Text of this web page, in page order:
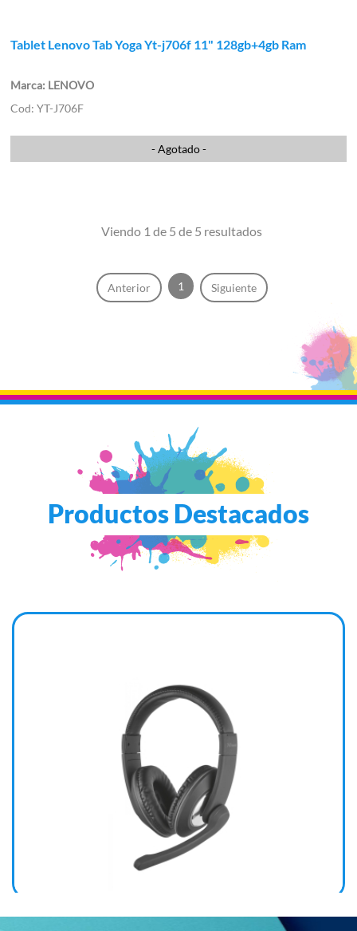
Tablet Lenovo Tab Yoga Yt-j706f 11" 128gb+4gb Ram
LENOVO
YT-J706F
- Agotado -
Viendo 1 de 5 de 5 resultados
Anterior 1 Siguiente
Productos Destacados